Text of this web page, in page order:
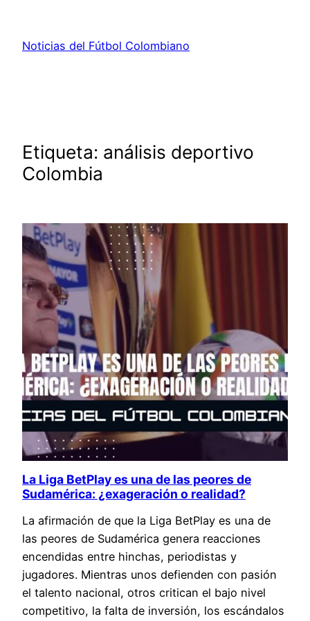
contenido
Noticias del Fútbol Colombiano
Etiqueta: análisis deportivo
Colombia
La Liga BetPlay es una de las peores de
Sudamérica: ¿exageración o realidad?
La afirmación de que la Liga BetPlay es una de
las peores de Sudamérica genera reacciones
encendidas entre hinchas, periodistas y
jugadores. Mientras unos defienden con pasión
el talento nacional, otros critican el bajo nivel
competitivo, la falta de inversión, los escándalos